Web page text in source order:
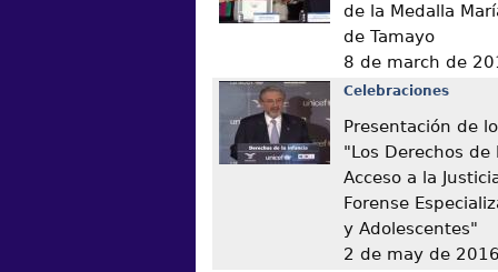
de la Medalla
de Tamayo
8 de march de
Celebraciones
Presentación de
"Los Derechos
Acceso a la
Forense
y Adolescentes"
2 de may de